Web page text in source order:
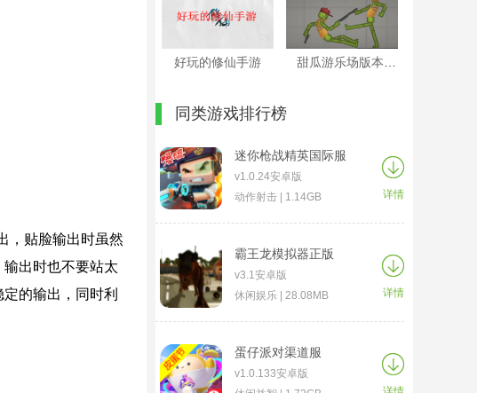
，贴脸输出时虽然
出时也不要站太
的输出，同时利
好玩的修仙手游
同类游戏排行榜
迷你枪战精英国际服
v1.0.24安卓版
动作射击 | 1.14GB
详情
霸王龙模拟器正版
v3.1安卓版
休闲娱乐 | 28.08MB
详情
蛋仔派对渠道服
v1.0.133安卓版